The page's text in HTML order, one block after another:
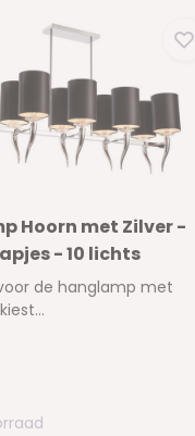
Hoorn met Zilver -
- 10 lichts
de hanglamp met